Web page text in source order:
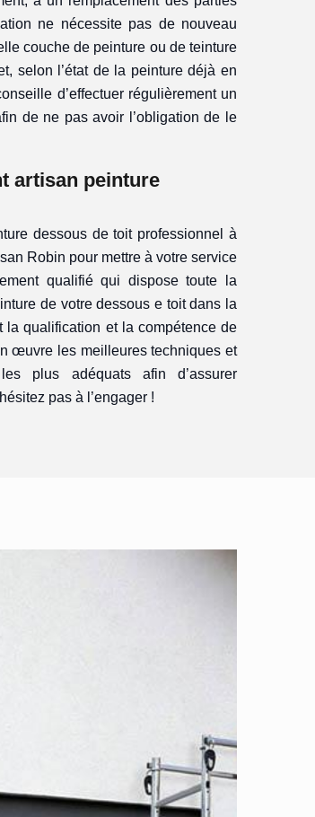
ne nécessite pas de nouveau
couche de peinture ou de teinture
selon l’état de la peinture déjà en
d’effectuer régulièrement un
de ne pas avoir l’obligation de le
artisan peinture
dessous de toit professionnel à
Robin pour mettre à votre service
qualifié qui dispose toute la
de votre dessous e toit dans la
qualification et la compétence de
œuvre les meilleures techniques et
plus adéquats afin d’assurer
pas à l’engager !